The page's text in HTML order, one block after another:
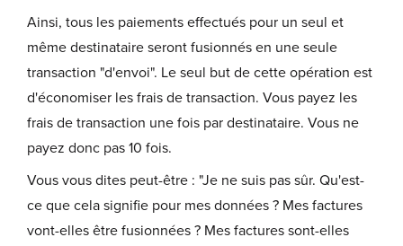
Ainsi, tous les paiements effectués pour un seul et
même destinataire seront fusionnés en une seule
transaction "d'envoi". Le seul but de cette opération est
d'économiser les frais de transaction. Vous payez les
frais de transaction une fois par destinataire. Vous ne
payez donc pas 10 fois.
Vous vous dites peut-être : "Je ne suis pas sûr. Qu'est-
ce que cela signifie pour mes données ? Mes factures
vont-elles être fusionnées ? Mes factures sont-elles